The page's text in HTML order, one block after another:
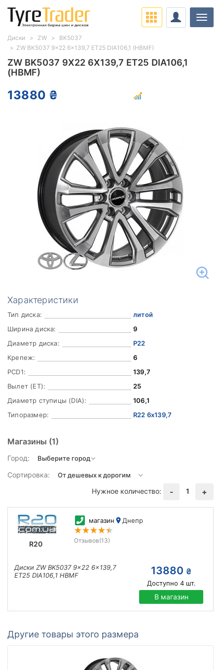
ZW BK5037 9X22 6X139,7 ET25 DIA106,1
(HBMF)
13880 ₴
Характеристики
Тип диска:
литой
Ширина диска:
9
Диаметр диска:
Р22
Крепеж:
6
PCD1:
139,7
Вылет (ET):
25
Диаметр ступицы (DIA):
106,1
Типоразмер:
R22 6x139,7
Магазины (1)
Город:
Сортировка:
Нужное количество:
- 1 +
R20
магазин Днепр
Отзывов(13)
Диски ZW BK5037 9x22 6x139,7
ET25 DIA106,1 HBMF
13880 ₴
Доступно 4шт.
В магазин
Другие товары этого размера
Диски ZW
BK5037
ZW BK5037 9x22 6x139,7 ET25 DIA106,1 (HBMF)